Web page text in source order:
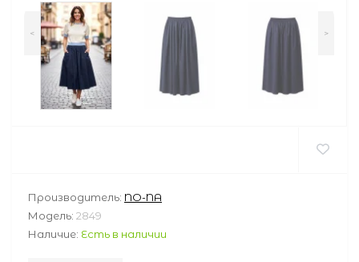
< >
Производитель: NO-NA
Модель: 2849
Наличие: Есть в наличии